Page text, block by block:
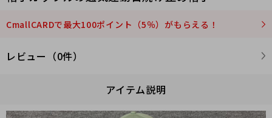
CmallCARDで最大100ポイント（5％）がもらえる！
レビュー（0件）
アイテム説明